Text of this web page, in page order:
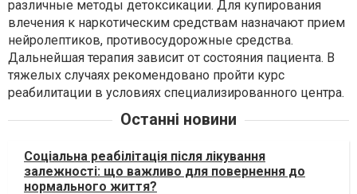
различные методы детоксикации. Для купирования
влечения к наркотическим средствам назначают прием
нейролептиков, противосудорожные средства.
Дальнейшая терапия зависит от состояния пациента. В
тяжелых случаях рекомендовано пройти курс
реабилитации в условиях специализированного центра.
Останні новини
Соціальна реабілітація після лікування
залежності: що важливо для повернення до
нормального життя?